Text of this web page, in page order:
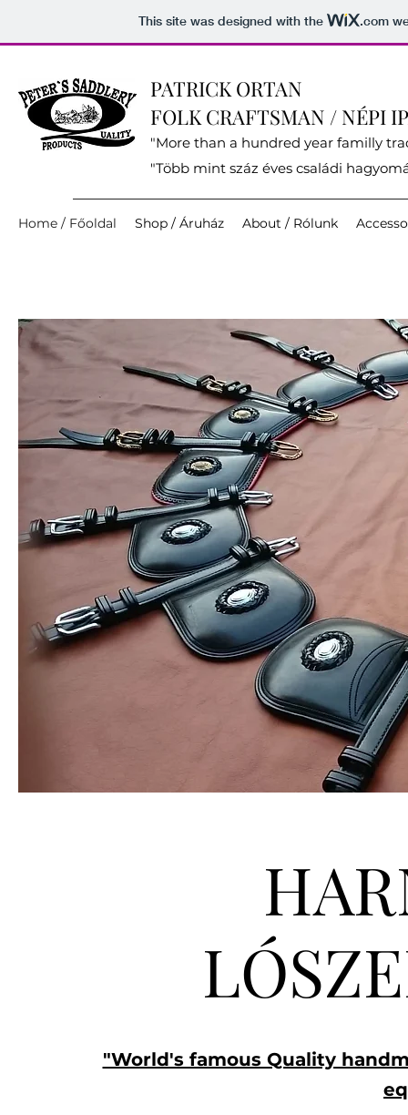
This site was designed with the .com
PATRICK ORTAN
FOLK CRAFTSMAN / NÉPI
"More than a hundred year familly
"Több mint száz éves családi
Home / Főoldal Shop / Áruház About / Rólunk
"World's famous Quality